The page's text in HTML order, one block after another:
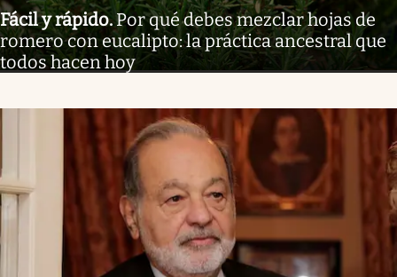
Fácil y rápido.Por qué debes mezclar hojas de
romero con eucalipto: la práctica ancestral que
todos hacen hoy